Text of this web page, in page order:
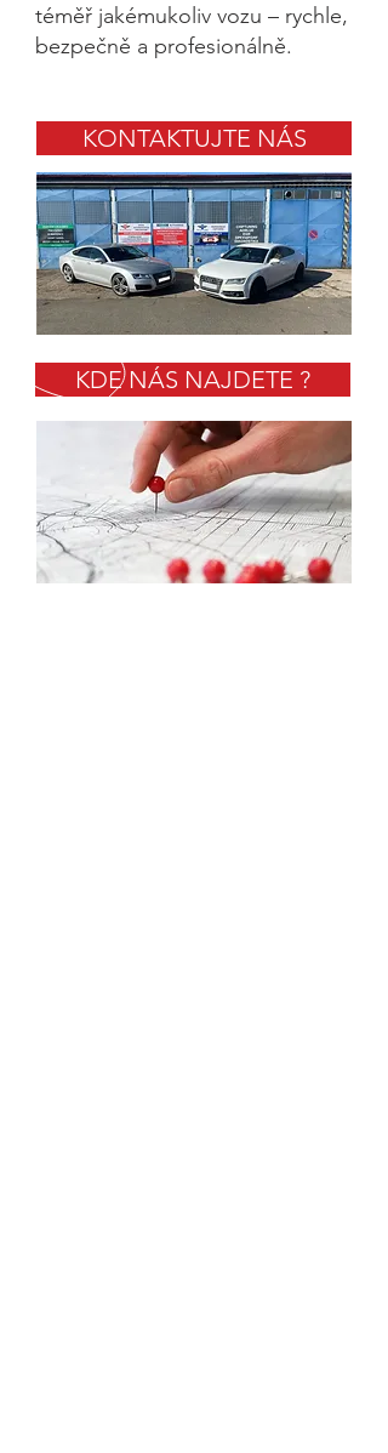
téměř jakémukoliv vozu – rychle,
bezpečně a profesionálně.
KONTAKTUJTE NÁS
KDE NÁS NAJDETE ?